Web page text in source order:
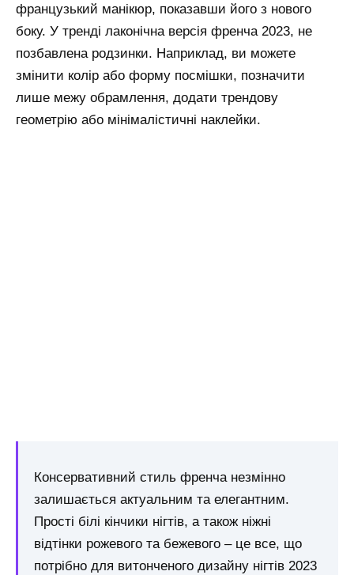
французький манікюр, показавши його з нового
боку. У тренді лаконічна версія френча 2023, не
позбавлена родзинки. Наприклад, ви можете
змінити колір або форму посмішки, позначити
лише межу обрамлення, додати трендову
геометрію або мінімалістичні наклейки.
Консервативний стиль френча незмінно
залишається актуальним та елегантним.
Прості білі кінчики нігтів, а також ніжні
відтінки рожевого та бежевого – це все, що
потрібно для витонченого дизайну нігтів 2023